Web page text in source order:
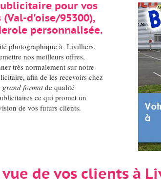
pour vos
d'oise/95300),
personnalisée.
photographique à Livilliers.
nos meilleurs offres,
très normalement sur notre
afin de les recevoirs chez
grand formatde qualité
ce qui promet un
de vos futurs clients.
de vos clients à